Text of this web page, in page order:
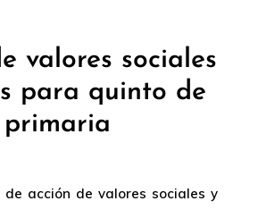
valores sociales
para quinto de
primaria
de acción de valores sociales y